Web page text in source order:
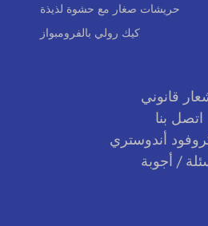
حريشات صغار مع حشوة لذيذة
كيك رولي بالفرومبواز
قانوني
اتصل بنا
أندوستري
/ أجوبة